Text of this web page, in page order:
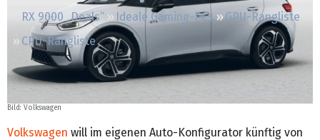
RX 9000 „Deals“
Ideale Gaming-PCs
GPU-Rangliste
CPU-Rangliste
Bild: Volkswagen
Volkswagen will im eigenen Auto-Konfigurator künftig von